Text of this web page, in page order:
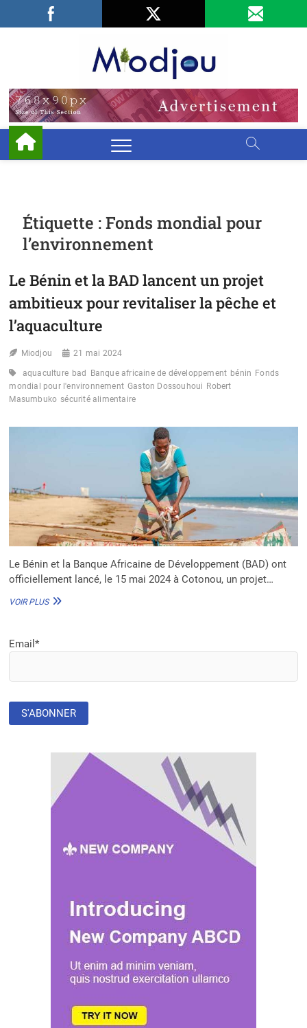
Facebook
LinkedIn
Étiquette :Fonds mondial pour
l’environnement
Le Bénin et la BAD lancent un projet
ambitieux pour revitaliser la pêche et
l’aquaculture
Miodjou 21 mai 2024
aquaculture bad Banque africaine de développement bénin Fonds
mondial pour l'environnement Gaston Dossouhoui Robert
Masumbuko sécurité alimentaire
Le Bénin et la Banque Africaine de Développement (BAD) ont
officiellement lancé, le 15 mai 2024 à Cotonou, un projet…
VOIR PLUSLE
POUR
REVITALISER
L’AQUACULTURE
Email*